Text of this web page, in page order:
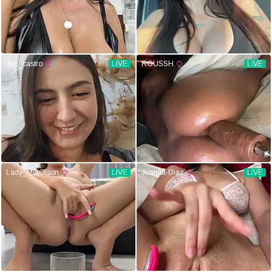
Juh_castro LIVE ROUSSH LIVE
Lady_MiaOlson LIVE Juanita-Diaz LIVE